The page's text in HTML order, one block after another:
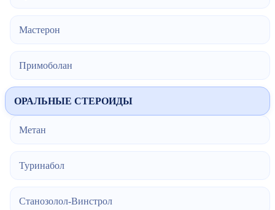
Мастерон
Примоболан
ОРАЛЬНЫЕ СТЕРОИДЫ
Метан
Туринабол
Станозолол-Винстрол